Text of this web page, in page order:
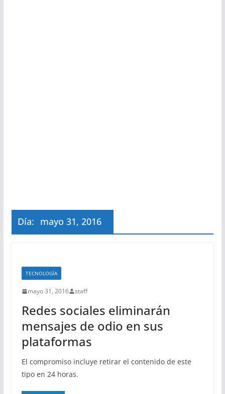
Día: mayo 31, 2016
TECNOLOGÍA
mayo 31, 2016 staff
Redes sociales eliminarán
mensajes de odio en sus
plataformas
El compromiso incluye retirar el contenido de este
tipo en 24 horas.